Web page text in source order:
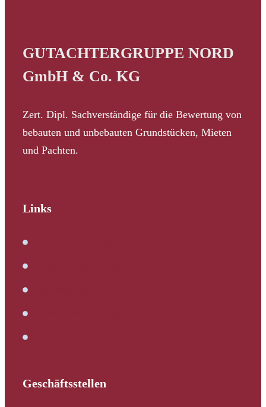
GUTACHTERGRUPPE NORD
GmbH & Co. KG
Zert. Dipl. Sachverständige für die Bewertung von
bebauten und unbebauten Grundstücken, Mieten
und Pachten.
Links
Geschäftsstellen